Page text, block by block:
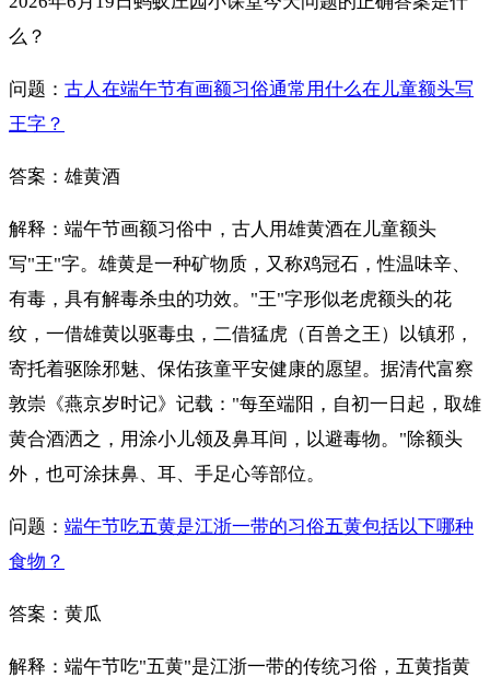
么？
问题： 古人在端午节有画额习俗通常用什么在儿童额头写
王字？
答案：雄黄酒
解释：端午节画额习俗中，古人用雄黄酒在儿童额头
写"王"字。雄黄是一种矿物质，又称鸡冠石，性温味辛、
有毒，具有解毒杀虫的功效。"王"字形似老虎额头的花
纹，一借雄黄以驱毒虫，二借猛虎（百兽之王）以镇邪，
寄托着驱除邪魅、保佑孩童平安健康的愿望。据清代富察
敦崇《燕京岁时记》记载："每至端阳，自初一日起，取雄
黄合酒洒之，用涂小儿领及鼻耳间，以避毒物。"除额头
外，也可涂抹鼻、耳、手足心等部位。
问题： 端午节吃五黄是江浙一带的习俗五黄包括以下哪种
食物？
答案：黄瓜
解释：端午节吃"五黄"是江浙一带的传统习俗，五黄指黄